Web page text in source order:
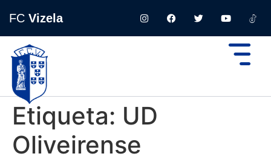
FC Vizela
Etiqueta: UD
Oliveirense